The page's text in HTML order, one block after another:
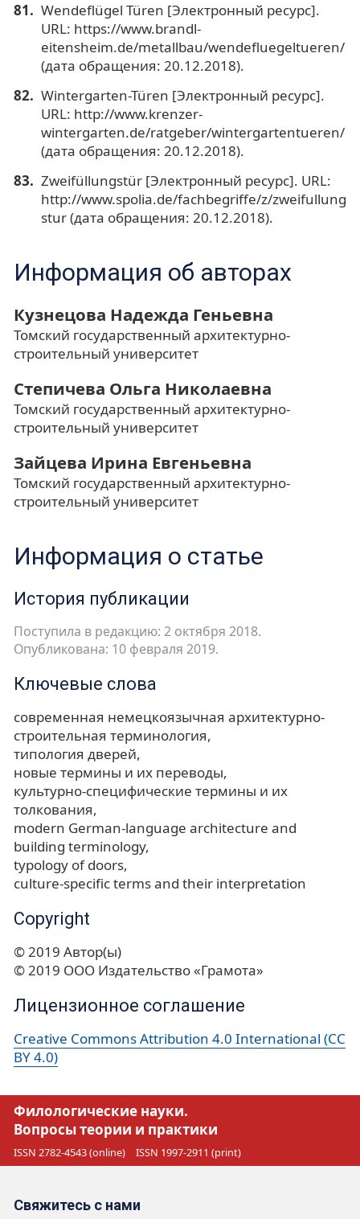
Wendeflügel Türen [Электронный ресурс].
URL: https://www.brandl-
eitensheim.de/metallbau/wendefluegeltueren/
(дата обращения: 20.12.2018).
Wintergarten-Türen [Электронный ресурс].
URL: http://www.krenzer-
wintergarten.de/ratgeber/wintergartentueren/
(дата обращения: 20.12.2018).
Zweifüllungstür [Электронный ресурс]. URL:
http://www.spolia.de/fachbegriffe/z/zweifullung
stur (дата обращения: 20.12.2018).
Информация об авторах
Кузнецова Надежда Геньевна
Томский государственный архитектурно-
строительный университет
Степичева Ольга Николаевна
Томский государственный архитектурно-
строительный университет
Зайцева Ирина Евгеньевна
Томский государственный архитектурно-
строительный университет
Информация о статье
История публикации
Поступила в редакцию: 2 октября 2018.
Опубликована: 10 февраля 2019.
Ключевые слова
современная немецкоязычная архитектурно-
строительная терминология
типология дверей
новые термины и их переводы
культурно-специфические термины и их
толкования
modern German-language architecture and
building terminology
typology of doors
culture-specific terms and their interpretation
Copyright
© 2019 Автор(ы)
© 2019 ООО Издательство «Грамота»
Лицензионное соглашение
Creative Commons Attribution 4.0 International (CC
BY 4.0)
Филологические науки.
Вопросы теории и практики
ISSN 2782-4543 (online) ISSN 1997-2911 (print)
Свяжитесь с нами